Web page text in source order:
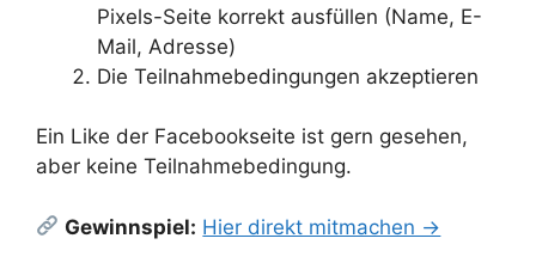
Pixels-Seite korrekt ausfüllen (Name, E-
Mail, Adresse)
Die Teilnahmebedingungen akzeptieren
Ein Like der Facebookseite ist gern gesehen,
aber keine Teilnahmebedingung.
Gewinnspiel: Hier direkt mitmachen →